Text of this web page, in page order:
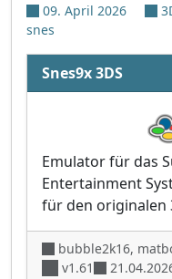
09. April 2026
snes
Snes9x 3DS
Emulator für das
Entertainment
für den originalen
bubble2k16,
v1.61